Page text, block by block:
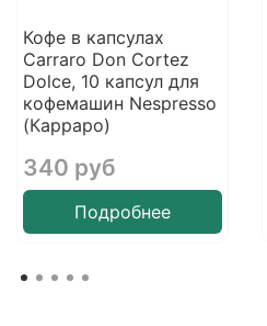
Кофе в капсулах
Carraro Don Cortez
Dolce, 10 капсул для
кофемашин Nespresso
(Карраро)
340 руб
Подробнее